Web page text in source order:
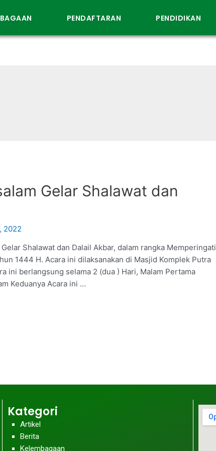
PENDAFTARAN PENDIDIKAN
Gelar Shalawat dan
2022
Shalawat dan Dalail Akbar, dalam rangka Memperingati
1444 H. Acara ini dilaksanakan di Masjid Komplek Putra
ini berlangsung selama 2 (dua ) Hari, Malam Pertama
Keduanya Acara ini …
Kategori
Artikel
Berita
Kelembagaan